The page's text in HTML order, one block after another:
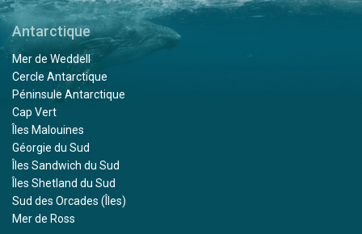
Antarctique
Mer de Weddell
Cercle Antarctique
Péninsule Antarctique
Cap Vert
Îles Malouines
Géorgie du Sud
Îles Sandwich du Sud
Îles Shetland du Sud
Sud des Orcades (Îles)
Mer de Ross